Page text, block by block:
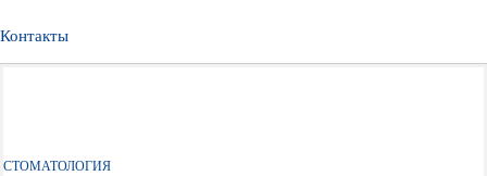
Контакты
СТОМАТОЛОГИЯ